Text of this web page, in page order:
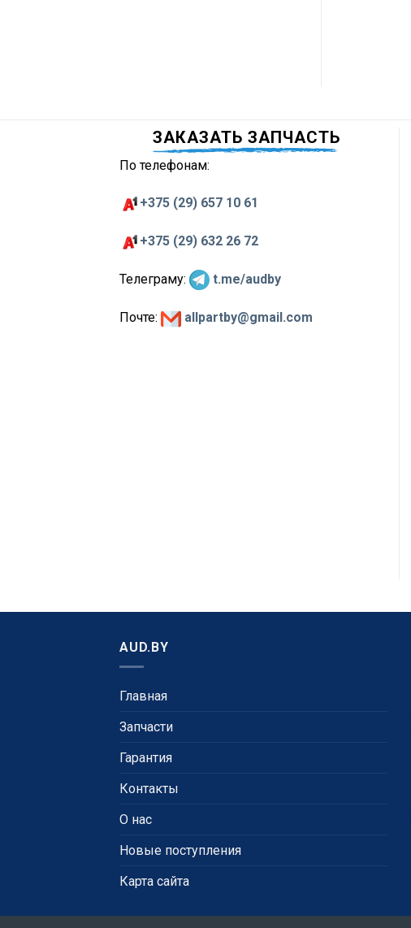
ЗАКАЗАТЬ ЗАПЧАСТЬ
По телефонам:
+375 (29) 657 10 61
+375 (29) 632 26 72
Телеграму: t.me/audby
Почте: allpartby@gmail.com
AUD.BY
Главная
Запчасти
Гарантия
Контакты
О нас
Новые поступления
Карта сайта